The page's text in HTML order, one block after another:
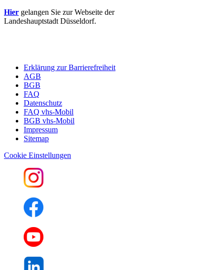
Hier gelangen Sie zur Webseite der
Landeshauptstadt Düsseldorf.
Erklärung zur Barrierefreiheit
AGB
BGB
FAQ
Datenschutz
FAQ vhs-Mobil
BGB vhs-Mobil
Impressum
Sitemap
Cookie Einstellungen